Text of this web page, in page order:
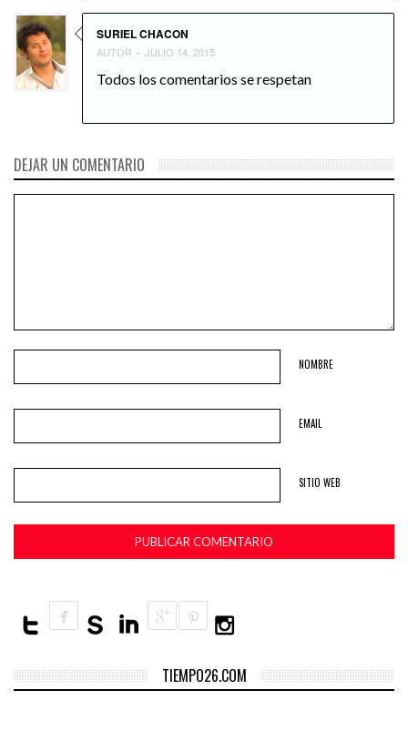
SURIEL CHACON
AUTOR - JULIO 14, 2015
Todos los comentarios se respetan
DEJAR UN COMENTARIO
NOMBRE
EMAIL
SITIO WEB
TIEMPO26.COM